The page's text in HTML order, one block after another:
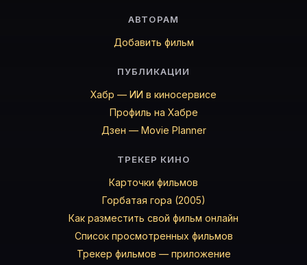
АВТОРАМ
Добавить фильм
ПУБЛИКАЦИИ
Хабр — ИИ в киносервисе
Профиль на Хабре
Дзен — Movie Planner
ТРЕКЕР КИНО
Карточки фильмов
Горбатая гора (2005)
Как разместить свой фильм онлайн
Список просмотренных фильмов
Трекер фильмов — приложение